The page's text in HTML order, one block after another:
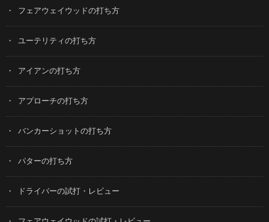
フェアウェイウッドの打ち方
ユーテリティの打ち方
アイアンの打ち方
アプローチの打ち方
バンカーショットの打ち方
パターの打ち方
ドライバーの試打・レビュー